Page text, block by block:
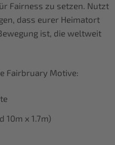
Fairness zu setzen. Nutzt
dass eurer Heimatort
ist, die weltweit
Fairbruary Motive:
10m x 1.7m)